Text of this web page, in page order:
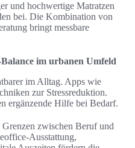
und hochwertige Matratzen
bei. Die Kombination von
bringt messbare
im urbanen Umfeld
im Alltag. Apps wie
zur Stressreduktion.
ergänzende Hilfe bei Bedarf.
zwischen Beruf und
Ausstattung,